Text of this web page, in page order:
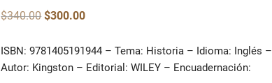
$340.00 Original
price
$340.00.
$300.00Current
$300.00.
ISBN: 9781405191944 – Tema: Historia – Idioma: Inglés –
Autor: Kingston – Editorial: WILEY – Encuadernación: